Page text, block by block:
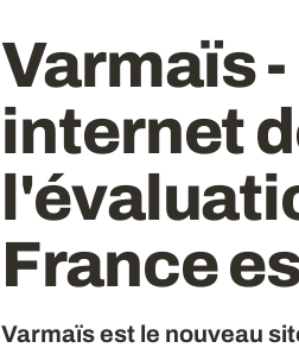
Varmaïs
internet
France
Varmaïs est le nouveau